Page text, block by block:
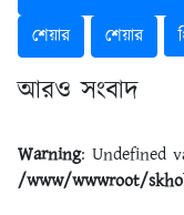
শেয়ার
শেয়ার
আরও সংবাদ
Warning: Undefined
/www/wwwroot/